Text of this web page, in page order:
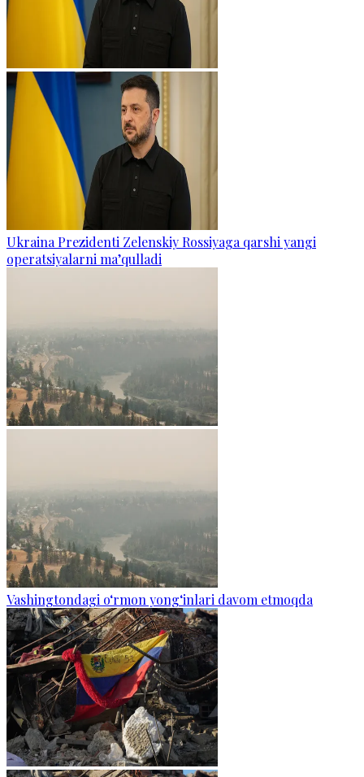
Ukraina Prezidenti Zelenskiy Rossiyaga qarshi yangi
operatsiyalarni ma’qulladi
Vashingtondagi o‘rmon yong‘inlari davom etmoqda